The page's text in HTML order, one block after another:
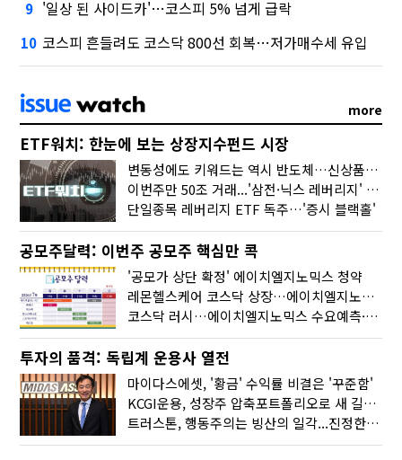
9 '일상 된 사이드카'…코스피 5% 넘게 급락
10 코스피 흔들려도 코스닥 800선 회복…저가매수세 유입
more
ETF워치: 한눈에 보는 상장지수펀드 시장
변동성에도 키워드는 역시 반도체…신상품은 우주·방산
이번주만 50조 거래...'삼전·닉스 레버리지' 수익률은 -30%
단일종목 레버리지 ETF 독주…'증시 블랙홀'
공모주달력: 이번주 공모주 핵심만 콕
'공모가 상단 확정' 에이치엘지노믹스 청약
레몬헬스케어 코스닥 상장…에이치엘지노믹스 수요예측
코스닥 러시…에이치엘지노믹스 수요예측·레메디 청약
투자의 품격: 독립계 운용사 열전
마이다스에셋, '황금' 수익률 비결은 '꾸준함'
KCGI운용, 성장주 압축포트폴리오로 새 길을 그리다
트러스톤, 행동주의는 빙산의 일각...진정한 힘은 '주식형 강자'